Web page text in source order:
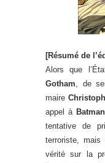
[Résumé de
Alors que
Gotham, de
maire
appel à Batman
tentative de
terroriste, mais
vérité sur la